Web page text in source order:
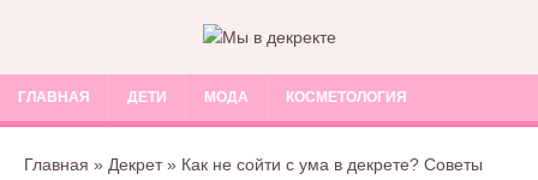
ГЛАВНАЯ ДЕТИ МОДА КОСМЕТОЛОГИЯ
Главная » Декрет» Как не сойти с ума в декрете? Советы